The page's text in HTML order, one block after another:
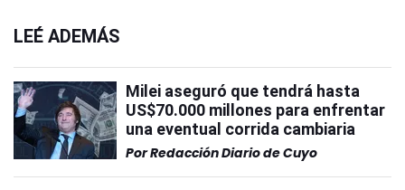
LEÉ ADEMÁS
Milei aseguró que tendrá hasta
US$70.000 millones para enfrentar
una eventual corrida cambiaria
PorRedacción Diario de Cuyo